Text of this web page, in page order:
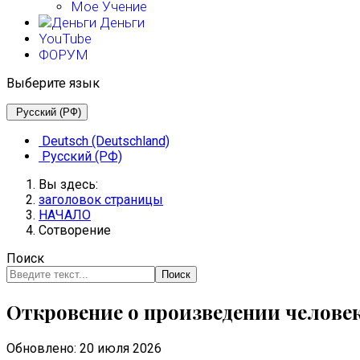
Мое Учение
Деньги
YouTube
ФОРУМ
Выберите язык
Русский (РФ)
Deutsch (Deutschland)
Русский (РФ)
Вы здесь:
заголовок страницы
НАЧАЛО
Сотворение
Поиск
Поиск
Откровение о произведении
Обновлено: 20 июля 2026